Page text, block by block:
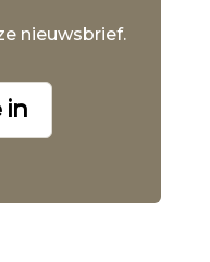
nieuwsbrief.
in